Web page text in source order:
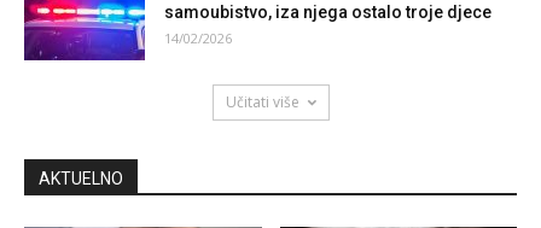
samoubistvo, iza njega ostalo troje djece
14/02/2026
Učitati više
AKTUELNO